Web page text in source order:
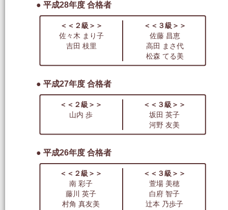
● 平成28年度 合格者
＜＜２級＞＞
＜＜３級＞＞
佐々木 まり子
佐藤 昌恵
吉田 枝里
高田 まさ代
松森 てる美
● 平成27年度 合格者
＜＜２級＞＞
＜＜３級＞＞
山内 歩
坂田 英子
河野 友美
● 平成26年度 合格者
＜＜２級＞＞
＜＜３級＞＞
南 彩子
萱場 美穂
藤川 英子
白府 智子
村角 真友美
辻本 乃歩子